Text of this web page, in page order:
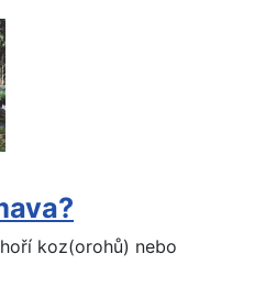
koz(orohů) nebo